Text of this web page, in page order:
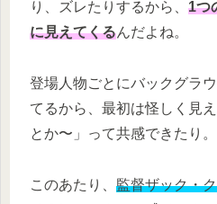
り、ズレたりするから、 1つ
に見えてくるんだよね。
登場人物ごとにバックグラ
てるから、最初は怪しく見
とか〜」って共感できたり。
このあたり、 監督ザック・